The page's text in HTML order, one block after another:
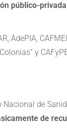
público-privada
y
de
de